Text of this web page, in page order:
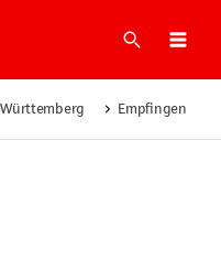
Suche
Empfingen